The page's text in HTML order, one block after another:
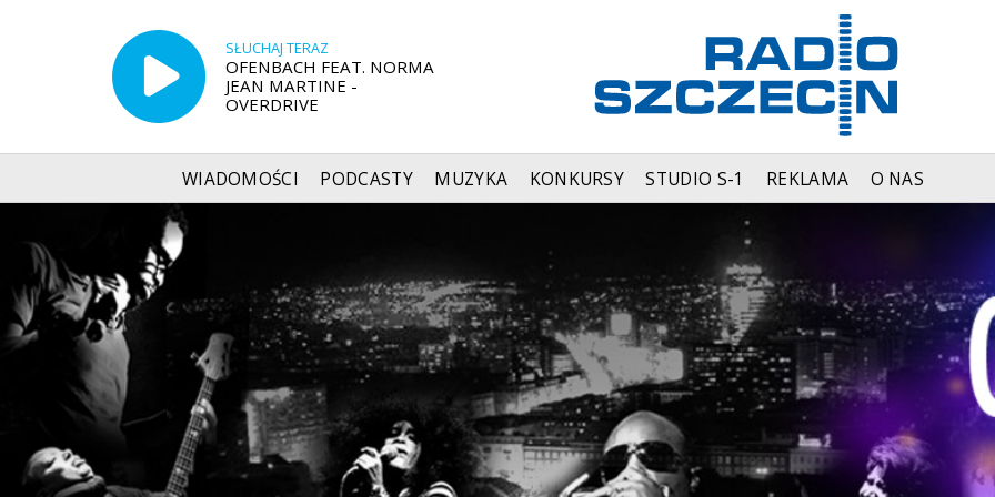
SŁUCHAJ TERAZ
OFENBACH FEAT. NORMA
JEAN MARTINE -
OVERDRIVE
WIADOMOŚCI PODCASTY MUZYKA KONKURSY STUDIO S-1 REKLAMA O NAS